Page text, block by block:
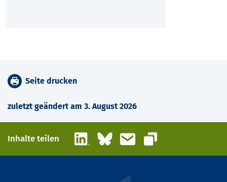
zuletzt geändert am 3. August 2026
Seite drucken
Inhalte teilen LinkedInBlueskyE-Mail
Link kopieren